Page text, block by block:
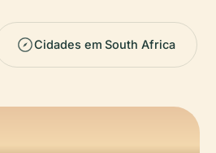
Cidades em South Africa